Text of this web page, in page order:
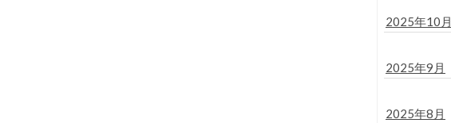
2025年10月
2025年9月
2025年8月